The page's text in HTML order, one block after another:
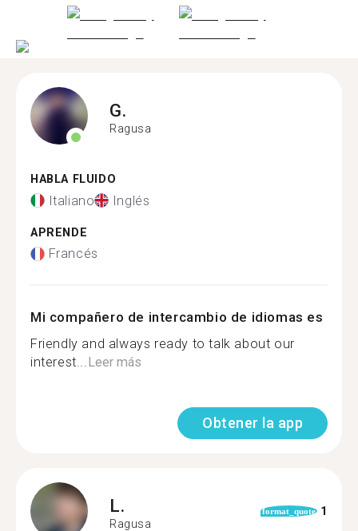
G.
Ragusa
HABLA FLUIDO
Italiano Inglés
APRENDE
Francés
Mi compañero de intercambio de idiomas es
Friendly and always ready to talk about our
interest...Leer más
Obtener la app
L.
Ragusa
format_quote 1